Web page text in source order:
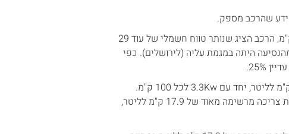
נתחיל בחשמל. לאחר נסיעה חשמלית מלאה ונורמטיבית של 52 ק"מ, הרכב הציג שנותר טווח חשמלי של עוד 29
כשחלק מהנסיעה היתה במגמת עליה (לירושלים). כפי
במהלך אותם 400 ק"מ הרכב הציג צריכת דלק ממוצעת של 17.8 ק"מ לליטר, יחד עם 3.3Kw לכל 100 ק"מ.
בדיקת צריכת הדלק באותה המשאבה בתחנת הדלק הניבה במציאות צריכה מרשימה מאוד של 17.9 ק"מ לליטר,